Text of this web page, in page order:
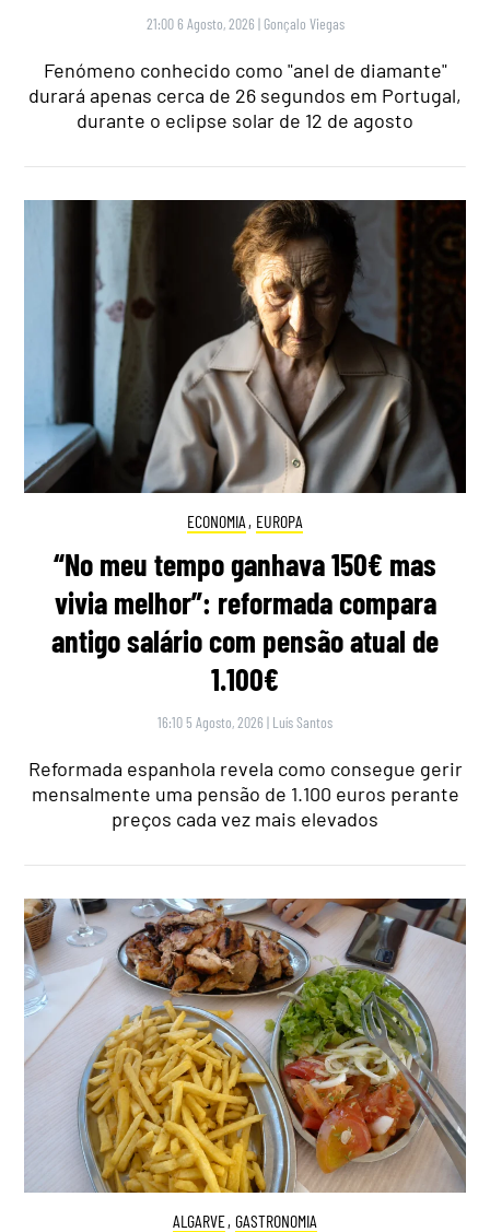
21:00 6 Agosto, 2026 | Gonçalo Viegas
Fenómeno conhecido como "anel de diamante"
durará apenas cerca de 26 segundos em Portugal,
durante o eclipse solar de 12 de agosto
ECONOMIA , EUROPA
“No meu tempo ganhava 150€ mas
vivia melhor”: reformada compara
antigo salário com pensão atual de
1.100€
16:10 5 Agosto, 2026 | Luís Santos
Reformada espanhola revela como consegue gerir
mensalmente uma pensão de 1.100 euros perante
preços cada vez mais elevados
ALGARVE, GASTRONOMIA